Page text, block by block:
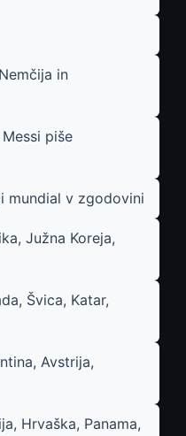
in
piše
mundial v zgodovini
Južna Koreja,
Švica, Katar,
Avstrija,
Hrvaška, Panama,